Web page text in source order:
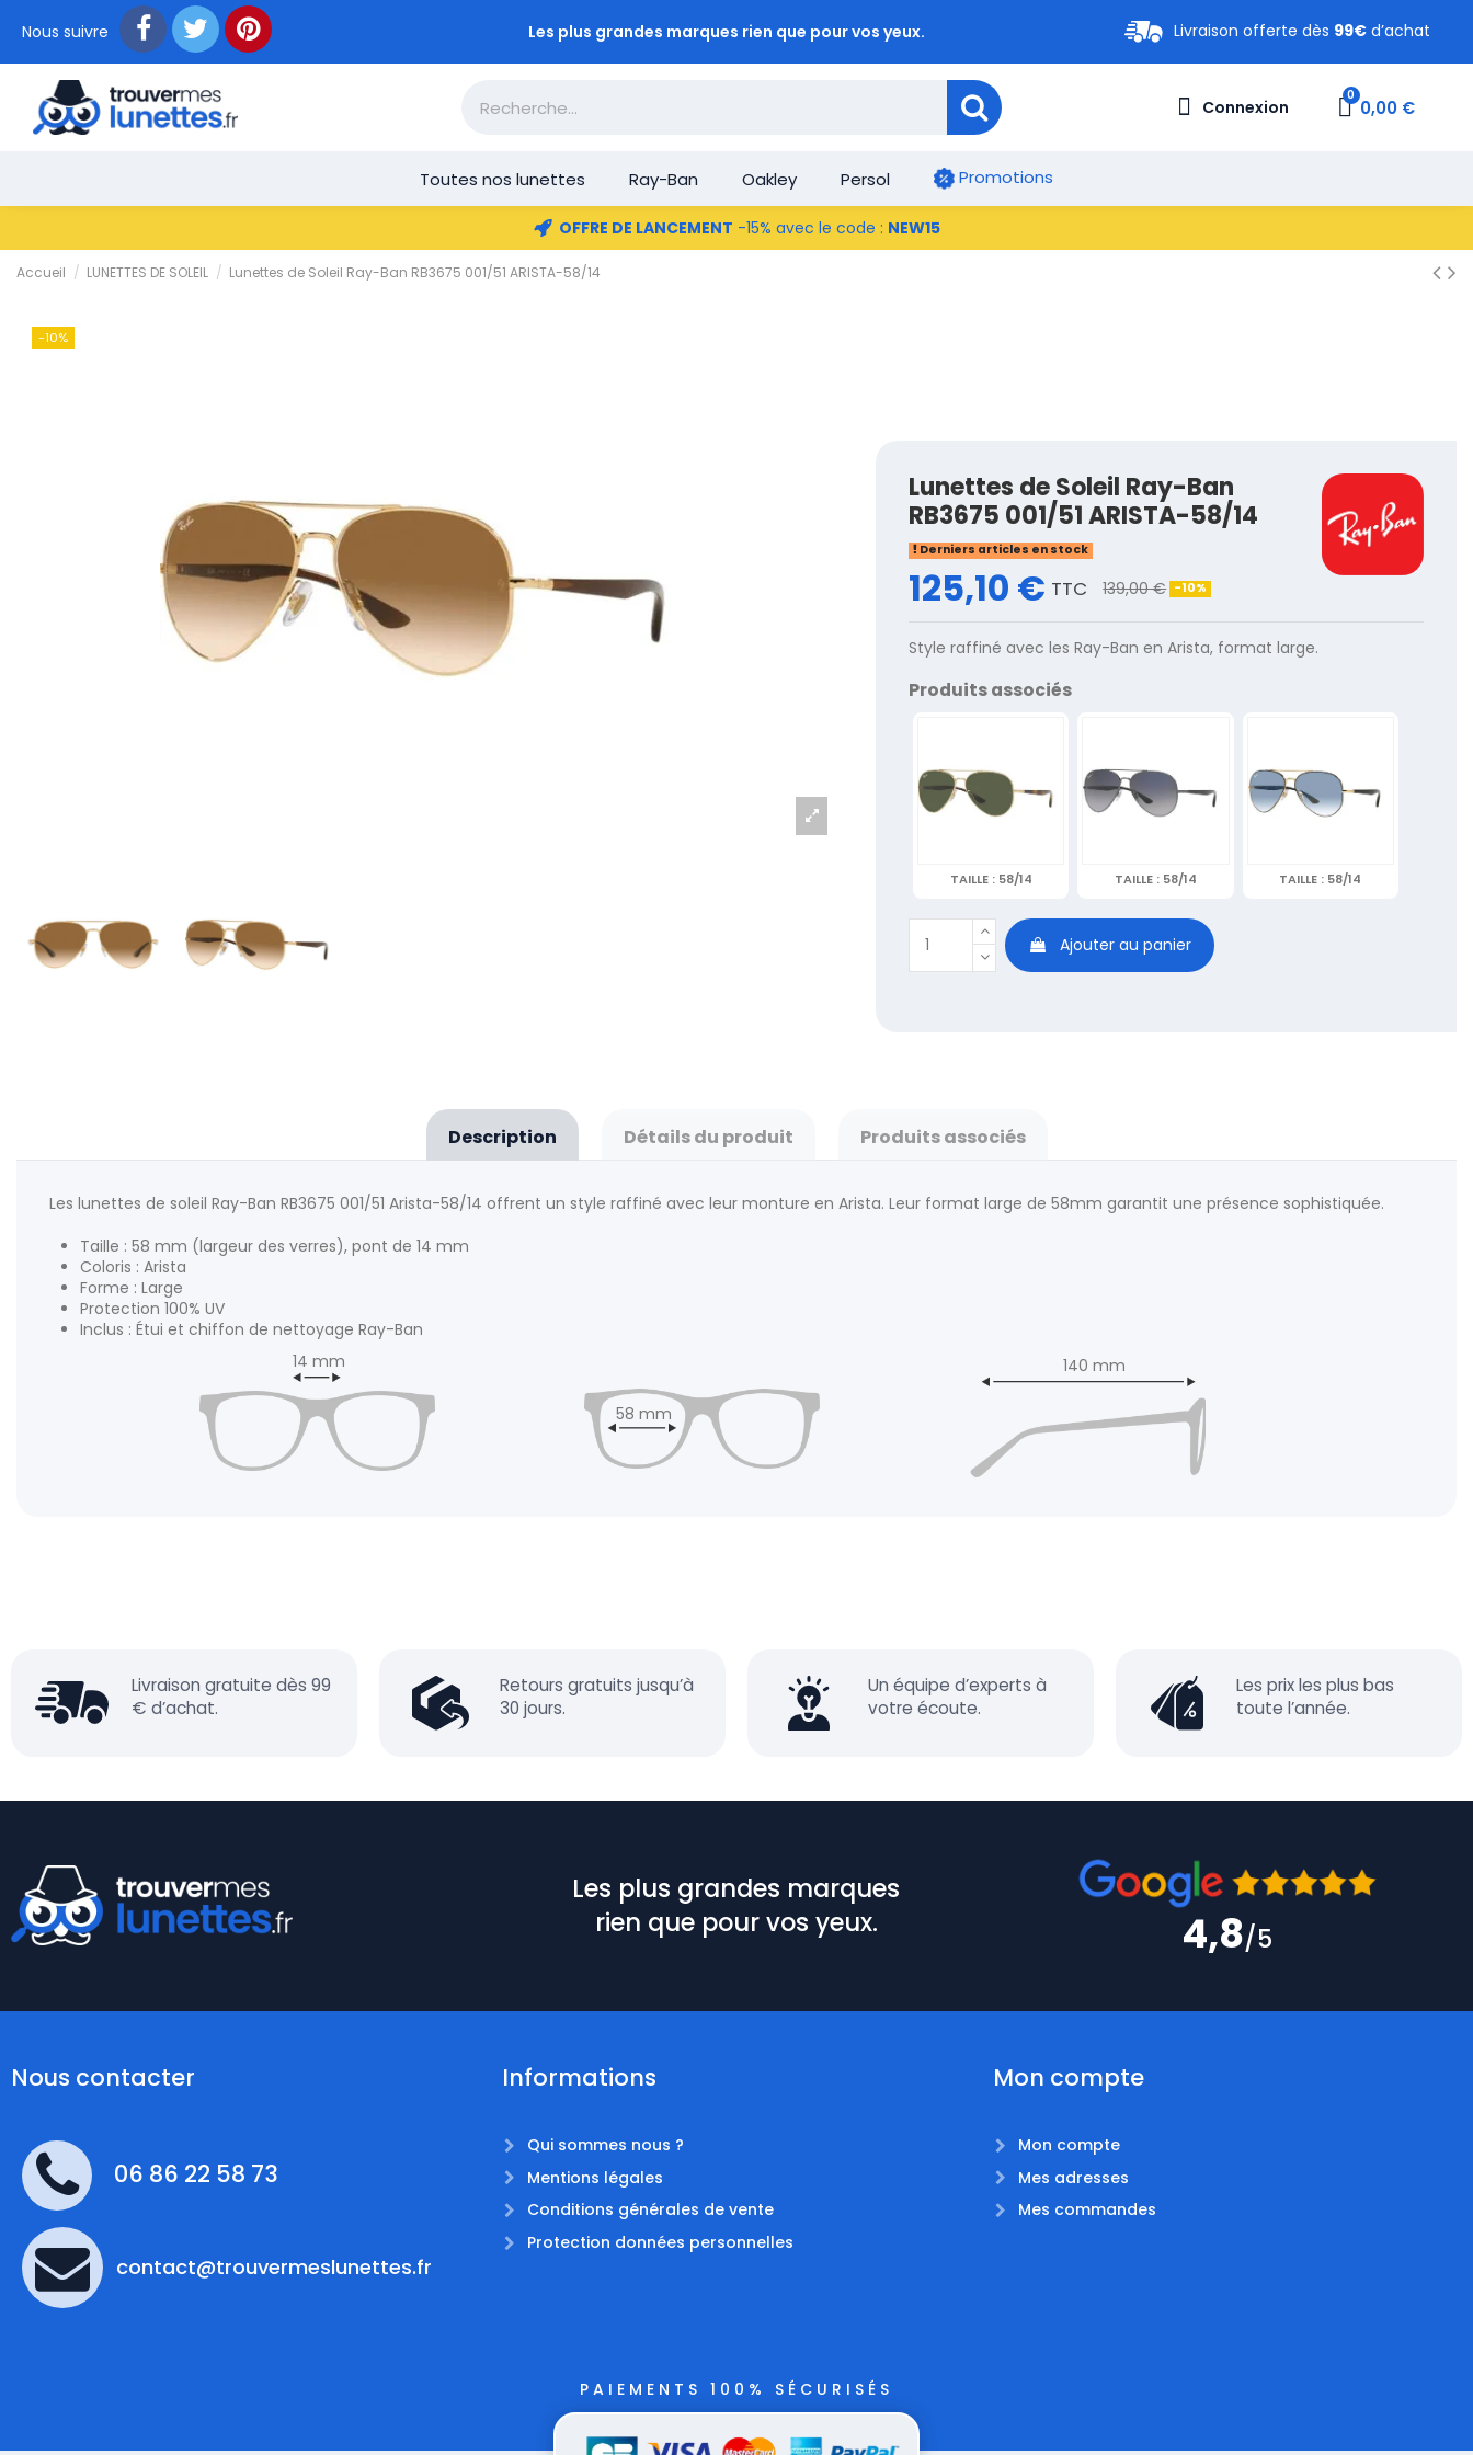
Nous suivre Les plus grandes marques rien que pour vos yeux. Livraison offerte dès 99€ d’achat
Connexion 0,00 €
Toutes nos lunettes Ray-Ban Oakley Persol Promotions
OFFRE DE LANCEMENT -15% avec le code : NEW15
Accueil LUNETTES DE SOLEIL Lunettes de Soleil Ray-Ban RB3675 001/51 ARISTA-58/14
-10%
Lunettes de Soleil Ray-Ban
RB3675 001/51 ARISTA-58/14
Derniers articles en stock
125,10 € TTC 139,00 € -10%
Style raffiné avec les Ray-Ban en Arista, format large.
Produits associés
TAILLE : 58/14 TAILLE : 58/14 TAILLE : 58/14
Ajouter au panier
Description Détails du produit Produits associés
Les lunettes de soleil Ray-Ban RB3675 001/51 Arista-58/14 offrent un style raffiné avec leur monture en Arista. Leur format large de 58mm garantit une présence sophistiquée.
Taille : 58 mm (largeur des verres), pont de 14 mm
Coloris : Arista
Forme : Large
Protection 100% UV
Inclus : Étui et chiffon de nettoyage Ray-Ban
14 mm
58 mm
140 mm
Livraison gratuite dès 99
€ d’achat.
Retours gratuits jusqu’à
30 jours.
Un équipe d’experts à
votre écoute.
Les prix les plus bas
toute l’année.
Les plus grandes marques
rien que pour vos yeux.
4,8/5
Nous contacter
06 86 22 58 73
contact@trouvermeslunettes.fr
Informations
Qui sommes nous ?
Mentions légales
Conditions générales de vente
Protection données personnelles
Mon compte
Mon compte
Mes adresses
Mes commandes
PAIEMENTS 100% SÉCURISÉS